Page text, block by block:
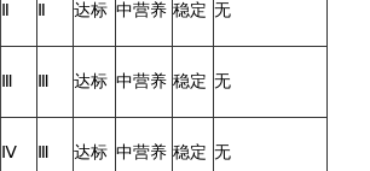
达标 中营养 稳定 无
达标 中营养 稳定 无
Ⅳ 达标 中营养 稳定 无